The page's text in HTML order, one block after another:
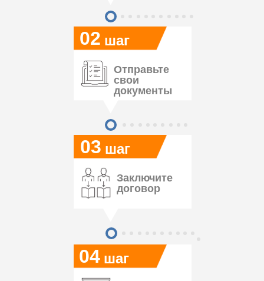
04
03
02 шаг
шаг
шаг
Отправьте
свои
документы
Заключите
договор